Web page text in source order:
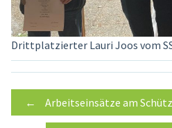
Drittplatzierter Lauri Joos vom
Post
← Arbeitseinsätze am